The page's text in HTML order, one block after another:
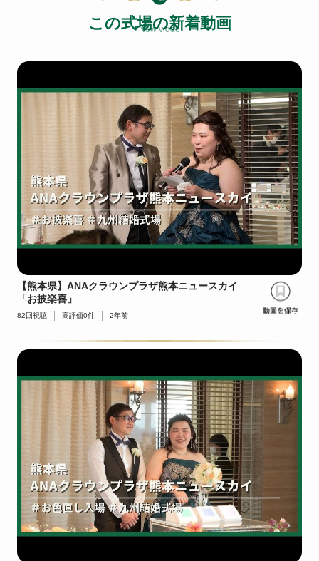
New video
この式場の新着動画
【熊本県】ANAクラウンプラザ熊本ニュースカイ
「お披楽喜」
82 回視聴 高評価0件 2年前